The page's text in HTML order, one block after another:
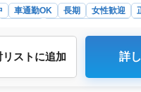
車通勤OK 長期 女性歓迎
ポイント
＞ 車通勤可で駐車場無料。通
療事務の求人です。中高年
スト に追加 詳